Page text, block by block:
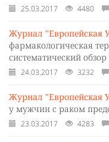
25.03.2017 4480
Журнал "Европейская
фармакологическая
систематический
24.03.2017 3232
Журнал "Европейская
у мужчин с раком
23.03.2017 4283